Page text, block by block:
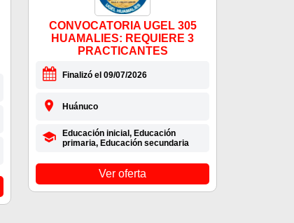
CONVOCATORIA UGEL 305
HUAMALIES: REQUIERE 3
PRACTICANTES
Finalizó el 09/07/2026
Huánuco
Educación inicial, Educación
primaria, Educación secundaria
Ver oferta